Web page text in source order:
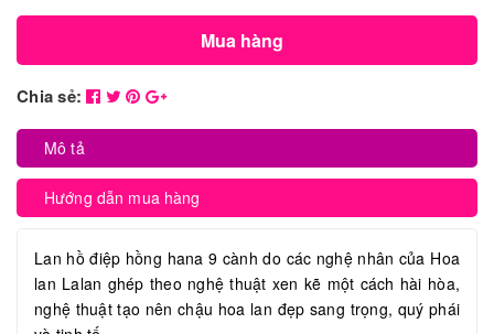
Mua hàng
Chia sẻ:
Mô tả
Hướng dẫn mua hàng
Lan hồ điệp hồng hana 9 cành do các nghệ nhân của Hoa
lan Lalan ghép theo nghệ thuật xen kẽ một cách hài hòa,
nghệ thuật tạo nên chậu hoa lan đẹp sang trọng, quý phái